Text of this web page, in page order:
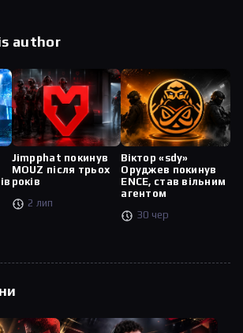
author
Jimpphat покинув
MOUZ після трьох
років
2 лип
Віктор «sdy»
Оруджев покинув
ENCE, став вільним
агентом
30 чер